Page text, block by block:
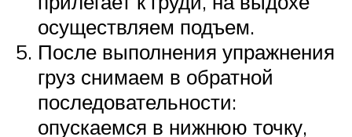
осуществляем подъем.
После выполнения упражнения
груз снимаем в обратной
последовательности:
опускаемся в нижнюю точку,